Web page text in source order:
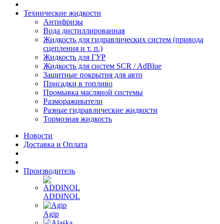
Технические жидкости
Антифризы
Вода дистиллированная
Жидкость для гидравлических систем (привода
сцепления и т. п.)
Жидкость для ГУР
Жидкость для систем SCR / AdBlue
Защитные покрытия для авто
Присадки в топливо
Промывка масляной системы
Размораживатели
Разные гидравлические жидкости
Тормозная жидкость
Новости
Доставка и Оплата
Производитель
ADDINOL
Agip